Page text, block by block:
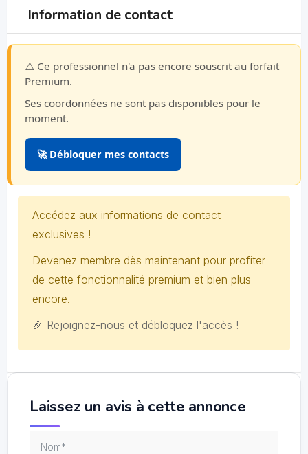
Information de contact
⚠️ Ce professionnel n'a pas encore souscrit au forfait
Premium.
Ses coordonnées ne sont pas disponibles pour le
moment.
🚀 Débloquer mes contacts
Accédez aux informations de contact
exclusives !
Devenez membre dès maintenant pour profiter
de cette fonctionnalité premium et bien plus
encore.
🎉 Rejoignez-nous et débloquez l'accès !
Laissez un avis à cette annonce